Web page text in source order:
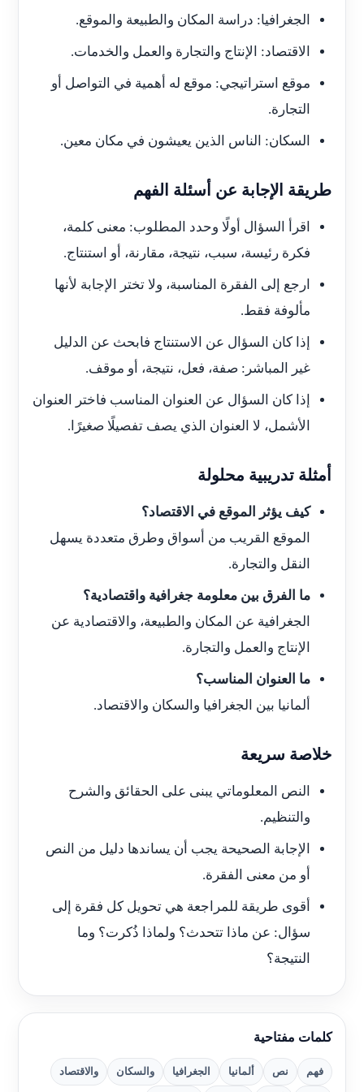
الجغرافيا: دراسة المكان والطبيعة والموقع.
الاقتصاد: الإنتاج والتجارة والعمل والخدمات.
موقع استراتيجي: موقع له أهمية في التواصل أو
التجارة.
السكان: الناس الذين يعيشون في مكان معين.
طريقة الإجابة عن أسئلة الفهم
اقرأ السؤال أولًا وحدد المطلوب: معنى كلمة،
فكرة رئيسة، سبب، نتيجة، مقارنة، أو استنتاج.
ارجع إلى الفقرة المناسبة، ولا تختر الإجابة لأنها
مألوفة فقط.
إذا كان السؤال عن الاستنتاج فابحث عن الدليل
غير المباشر: صفة، فعل، نتيجة، أو موقف.
إذا كان السؤال عن العنوان المناسب فاختر العنوان
الأشمل، لا العنوان الذي يصف تفصيلًا صغيرًا.
أمثلة تدريبية محلولة
كيف يؤثر الموقع في الاقتصاد؟
الموقع القريب من أسواق وطرق متعددة يسهل
النقل والتجارة.
ما الفرق بين معلومة جغرافية واقتصادية؟
الجغرافية عن المكان والطبيعة، والاقتصادية عن
الإنتاج والعمل والتجارة.
ما العنوان المناسب؟
ألمانيا بين الجغرافيا والسكان والاقتصاد.
خلاصة سريعة
النص المعلوماتي يبنى على الحقائق والشرح
والتنظيم.
الإجابة الصحيحة يجب أن يساندها دليل من النص
أو من معنى الفقرة.
أقوى طريقة للمراجعة هي تحويل كل فقرة إلى
سؤال: عن ماذا تتحدث؟ ولماذا ذُكرت؟ وما
النتيجة؟
كلمات مفتاحية
فهم نص ألمانيا الجغرافيا والسكان والاقتصاد